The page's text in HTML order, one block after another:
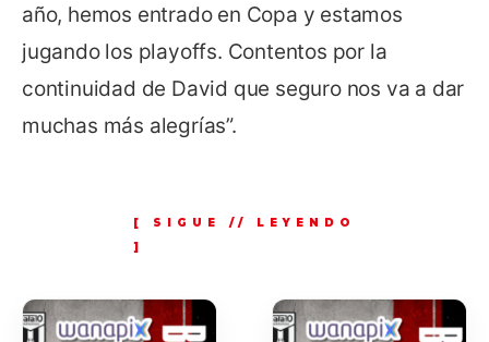
año, hemos entrado en Copa y estamos
jugando los playoffs. Contentos por la
continuidad de David que seguro nos va a dar
muchas más alegrías”.